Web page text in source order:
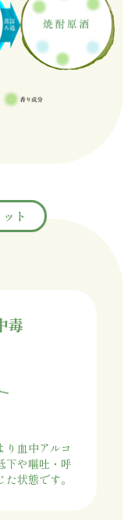
ト
毒
り血中アルコ
下や嘔吐・呼
状態です。